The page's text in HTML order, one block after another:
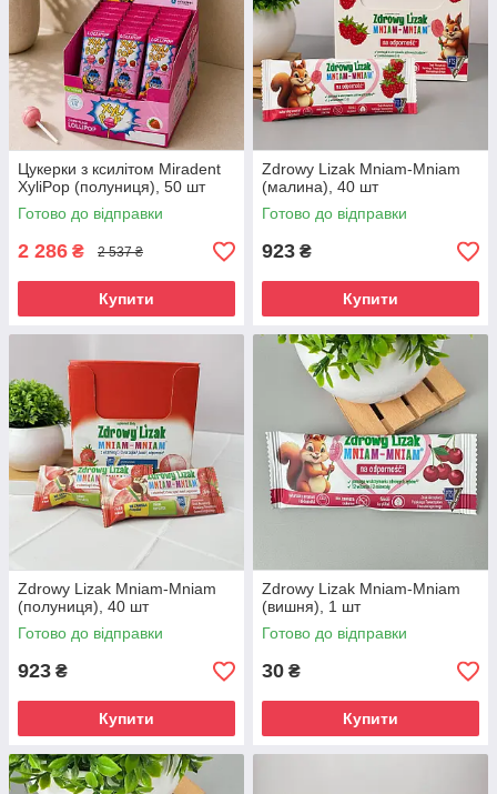
Цукерки з ксилітом Miradent
XyliPop (полуниця), 50 шт
Готово до відправки
2 286 ₴ 2 537 ₴
Купити
Zdrowy Lizak Mniam-Mniam
(малина), 40 шт
Готово до відправки
923 ₴
Купити
Zdrowy Lizak Mniam-Mniam
(полуниця), 40 шт
Готово до відправки
923 ₴
Купити
Zdrowy Lizak Mniam-Mniam
(вишня), 1 шт
Готово до відправки
30 ₴
Купити